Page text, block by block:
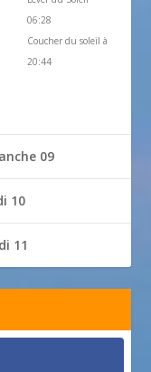
06:28
Coucher du soleil à
20:44
09
10
11